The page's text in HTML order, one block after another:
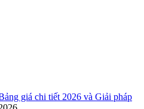
giá chi tiết 2026 và Giải pháp